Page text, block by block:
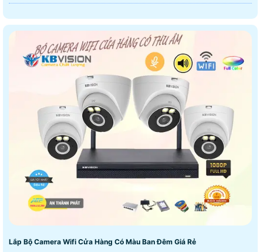
Lắp Bộ Camera Wifi Cửa Hàng Có Màu Ban Đêm Giá Rẻ